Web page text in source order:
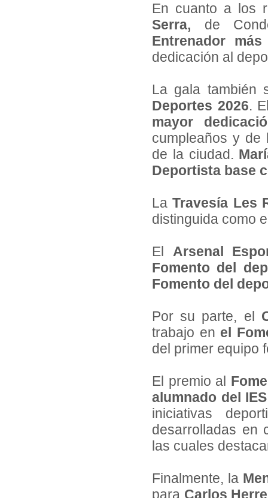
En cuanto a los
Serra, de
Entrenador
dedicación al
La gala también
Deportes 2026.
mayor
cumpleaños y de
de la ciudad.
Deportista base
LaTravesía Les
distinguida como
El Arsenal
Fomento del
Fomento del
Por su parte, el
trabajo en el
del primer equipo
El premio al
alumnado del
iniciativas
desarrolladas en
las cuales
Finalmente, la
para Carlos